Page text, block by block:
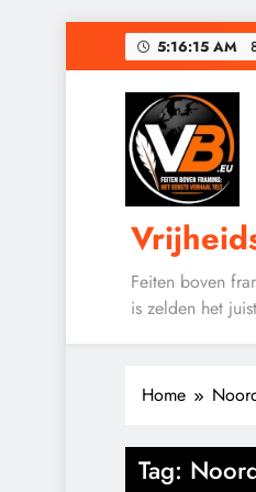
5:16:16 AM
2026
Feiten boven
is zelden het
Home
Tag: